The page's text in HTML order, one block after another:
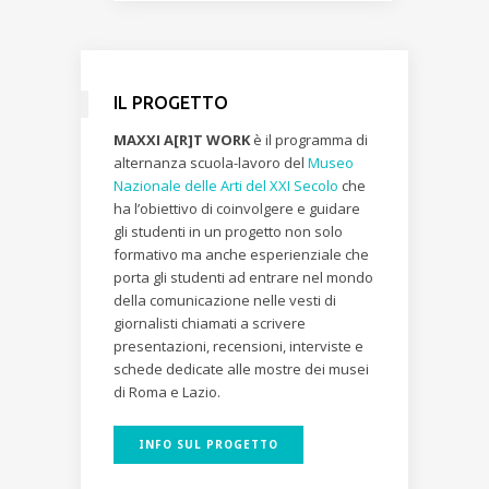
IL PROGETTO
MAXXI A[R]T WORKè il programma di
alternanza scuola-lavoro del Museo
Nazionale delle Arti del XXI Secolo che
ha l’obiettivo di coinvolgere e guidare
gli studenti in un progetto non solo
formativo ma anche esperienziale che
porta gli studenti ad entrare nel mondo
della comunicazione nelle vesti di
giornalisti chiamati a scrivere
presentazioni, recensioni, interviste e
schede dedicate alle mostre dei musei
di Roma e Lazio.
INFO SUL PROGETTO